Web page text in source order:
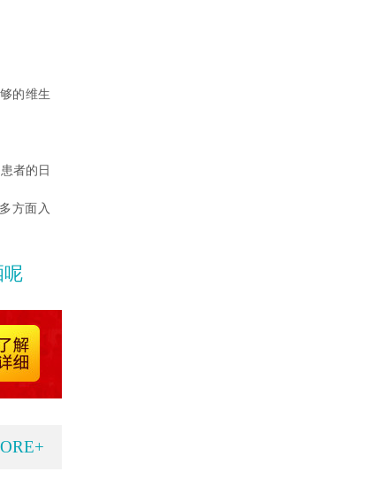
的维生
者的日
方面入
呢